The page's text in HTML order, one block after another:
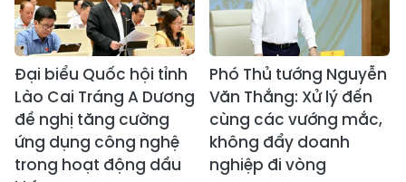
Đại biểu Quốc hội tỉnh
Lào Cai Tráng A Dương
đề nghị tăng cường
ứng dụng công nghệ
trong hoạt động dầu
Phó Thủ tướng Nguyễn
Văn Thắng: Xử lý đến
cùng các vướng mắc,
không đẩy doanh
nghiệp đi vòng